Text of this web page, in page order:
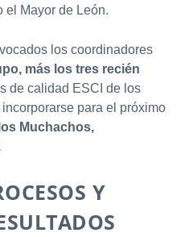
el Mayor de León.
los coordinadores
más los tres recién
de calidad ESCI de los
para el próximo
Muchachos,
Y